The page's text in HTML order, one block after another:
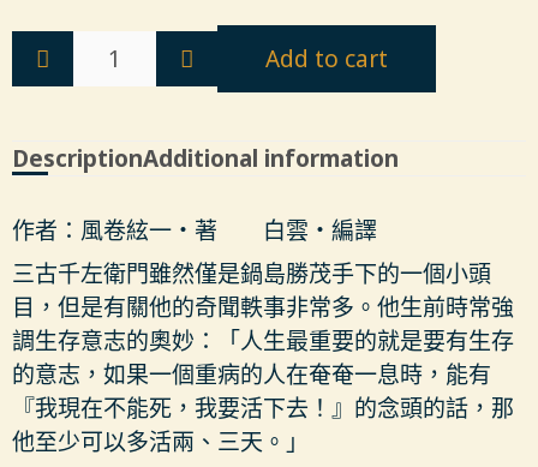
Add to cart
DescriptionAdditional information
作者：風卷絃一‧著 白雲‧編譯
三古千左衛門雖然僅是鍋島勝茂手下的一個小頭
目，但是有關他的奇聞軼事非常多。他生前時常強
調生存意志的奧妙：「人生最重要的就是要有生存
的意志，如果一個重病的人在奄奄一息時，能有
『我現在不能死，我要活下去！』的念頭的話，那
他至少可以多活兩、三天。」